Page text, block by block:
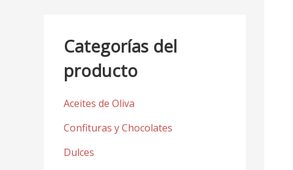
Categorías del
producto
Aceites de Oliva
Confituras y Chocolates
Dulces